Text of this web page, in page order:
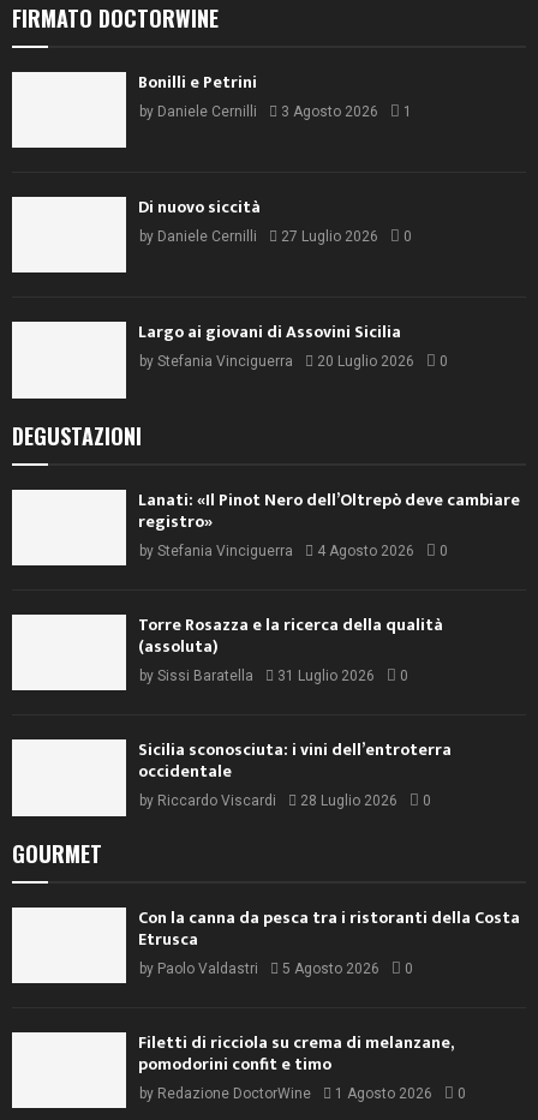
FIRMATO DOCTORWINE
Bonilli e Petrini
by Daniele Cernilli 3 Agosto 2026 1
Di nuovo siccità
by Daniele Cernilli 27 Luglio 2026 0
Largo ai giovani di Assovini Sicilia
by Stefania Vinciguerra 20 Luglio 2026 0
DEGUSTAZIONI
Lanati: «Il Pinot Nero dell’Oltrepò deve cambiare
registro»
by Stefania Vinciguerra 4 Agosto 2026 0
Torre Rosazza e la ricerca della qualità
(assoluta)
by Sissi Baratella 31 Luglio 2026 0
Sicilia sconosciuta: i vini dell’entroterra
occidentale
by Riccardo Viscardi 28 Luglio 2026 0
GOURMET
Con la canna da pesca tra i ristoranti della Costa
Etrusca
by Paolo Valdastri 5 Agosto 2026 0
Filetti di ricciola su crema di melanzane,
pomodorini confit e timo
by Redazione DoctorWine 1 Agosto 2026 0